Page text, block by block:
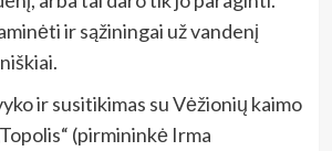
ir sąžiningai už vandenį
ir susitikimas su Vėžionių kaimo
(pirmininkė Irma